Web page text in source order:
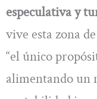
especulativa y
vive esta zona
“el único
alimentando un